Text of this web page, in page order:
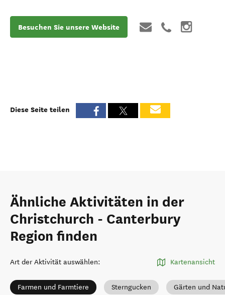
Besuchen Sie unsere Website
Diese Seite teilen
Ähnliche Aktivitäten in der
Christchurch - Canterbury
Region finden
Art der Aktivität auswählen: Kartenansicht
Farmen und Farmtiere Sterngucken Gärten und